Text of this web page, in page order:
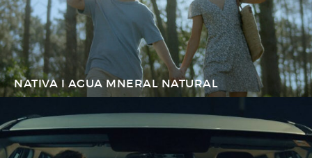
NATIVA I AGUA MNERAL NATURAL